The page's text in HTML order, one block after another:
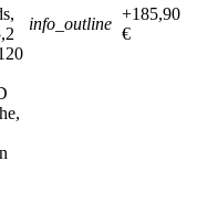
info_outline
+185,90
€